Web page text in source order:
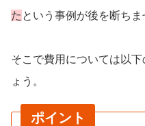
た という事例が後を断ちま
そこで費用については以
ょう。
ポイント